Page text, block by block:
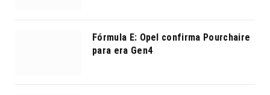
Fórmula E: Opel confirma Pourchaire
para era Gen4